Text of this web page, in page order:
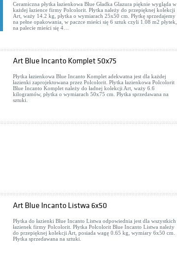
Ceramiczna płytka łazienkowa Blue Gładka Glazura pięknie wygląda w
każdej łazience firmy Polcolorit. Płytka należy do przepięknej kolekcji
Art, waży 14.2 kg, płytka o wymiarach 25x50 cm. Płytkę sprzedajemy
na pełne opakowania, w paczce mieści się 6 sztuk czyli 1.08 m2 płytek,
na palecie mieści się 4…
Art Blue Incanto Komplet 50x75
Płytka łazienkowa Blue Incanto Komplet adekwatna jest dla każdej
łazienki zaprojektowana przez Polcolorit. Płytka łazienkowa Polcolorit
Blue Incanto Komplet należy do ładnej kolekcji Art, waży 6.6
kilogramów, płytka o wymiarach 50x75 cm. Płytka sprzedawana na
sztuki.
Art Blue Incanto Listwa 6x50
Płytka do łazienki Blue Incanto Listwa odpowiednia jest dla wszystkich
łazienek firmy Polcolorit. Płytka Polcolorit Blue Incanto Listwa należy
do przepięknej kolekcji Art, posiada wagę 0.65 kg, wymiary 6x50 cm.
Płytka sprzedawana na sztuki.